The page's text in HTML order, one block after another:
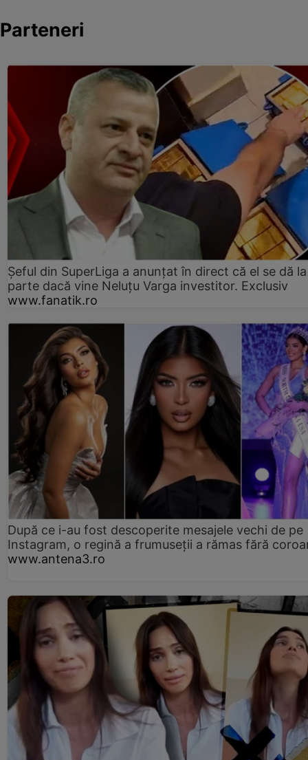
Parteneri
Șeful din SuperLiga a anunțat în direct că el se dă
parte dacă vine Neluțu Varga investitor. Exclusiv
www.fanatik.ro
După ce i-au fost descoperite mesajele vechi de pe
Instagram, o regină a frumuseții a rămas fără
www.antena3.ro